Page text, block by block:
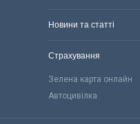
Новини та статті
Страхування
Зелена карта онлайн
Автоцивілка